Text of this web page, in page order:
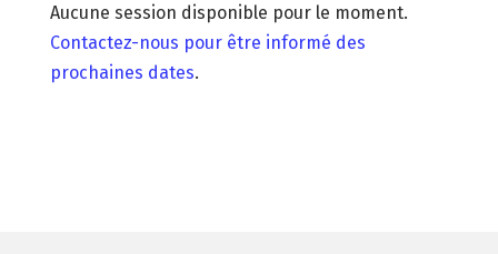
Aucune session disponible pour le moment.
Contactez-nous pour être informé des
prochaines dates.